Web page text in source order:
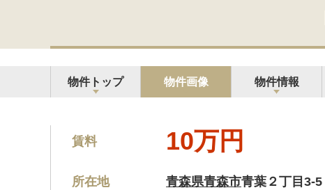
物件トップ 物件画像 物件情報
賃料 10万円
所在地 青森県青森市青葉２丁目3-5